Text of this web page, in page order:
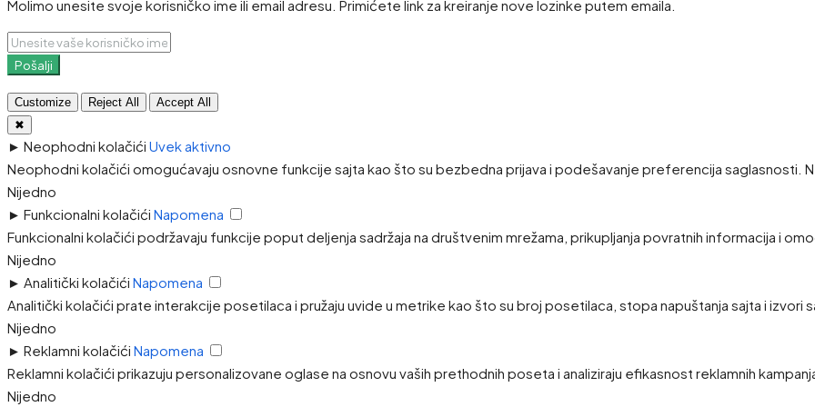
Molimo unesite svoje korisničko ime ili email adresu. Primićete link za kreiranje nove lozinke putem emaila.
Pošalji
Customize Reject All
Accept All
✖
► Neophodni kolačići Uvek aktivno
Neophodni kolačići omogućavaju osnovne funkcije sajta kao što su bezbedna prijava i podešavanje preferencija saglasnosti.
Nijedno
► Funkcionalni kolačići Napomena
Funkcionalni kolačići podržavaju funkcije poput deljenja sadržaja na društvenim mrežama, prikupljanja povratnih informacija i
Nijedno
► Analitički kolačići Napomena
Analitički kolačići prate interakcije posetilaca i pružaju uvide u metrike kao što su broj posetilaca, stopa napuštanja sajta i izvori
Nijedno
► Reklamni kolačići Napomena
Reklamni kolačići prikazuju personalizovane oglase na osnovu vaših prethodnih poseta i analiziraju efikasnost reklamnih
Nijedno